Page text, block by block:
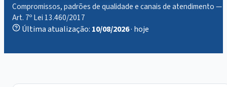
Compromissos, padrões de qualidade e canais de atendimento —
Art. 7º Lei 13.460/2017
Última atualização: 10/08/2026· hoje